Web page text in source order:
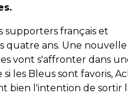
supporters français et
quatre ans. Une nouvelle
vont s'affronter dans
les Bleus sont favoris,
bien l'intention de sortir